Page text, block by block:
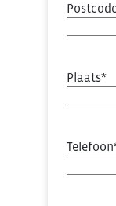
Plaats*
Telefoon